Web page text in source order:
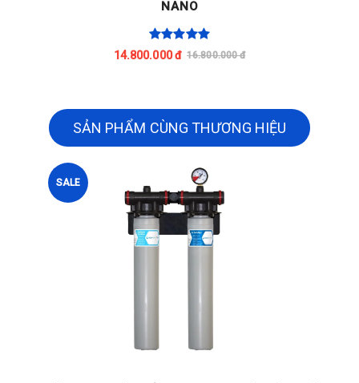
NANO
14.800.000 đ 16.800.000 đ
SẢN PHẨM CÙNG THƯƠNG HIỆU
SALE